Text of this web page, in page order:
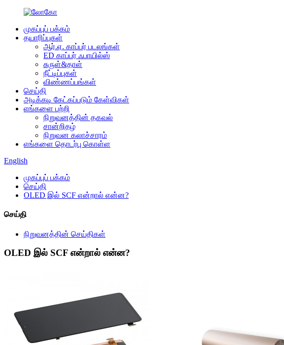
முகப்புப் பக்கம்
தயாரிப்புகள்
ஆர்.ஏ. காப்பர் படலங்கள்
ED காப்பர் ஃபாயில்ஸ்
சுருள்&தாள்
நீட்டிப்புகள்
விண்ணப்பங்கள்
செய்தி
அடிக்கடி கேட்கப்படும் கேள்விகள்
எங்களை பற்றி
நிறுவனத்தின் தகவல்
சான்றிதழ்
நிறுவன கலாச்சாரம்
எங்களை தொடர்பு கொள்ள
English
முகப்புப் பக்கம்
செய்தி
OLED இல் SCF என்றால் என்ன?
செய்தி
நிறுவனத்தின் செய்திகள்
OLED இல் SCF என்றால் என்ன?